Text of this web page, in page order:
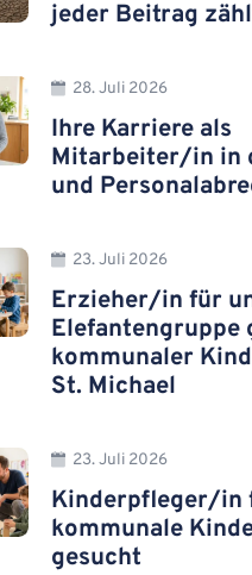
jeder Beitrag
28. Juli 2026
Ihre Karriere als
Mitarbeiter/in in
und
23. Juli 2026
Erzieher/in für
Elefantengruppe
kommunaler
St. Michael
23. Juli 2026
Kinderpfleger/in
kommunale
gesucht